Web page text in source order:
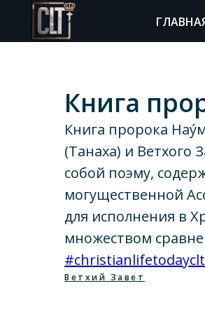
Книга
Книга пророка
(Танаха) и Ветхого
собой поэму,
могущественной
для исполнения в
множеством
#christianlifetodayclt
Ветхий Завет